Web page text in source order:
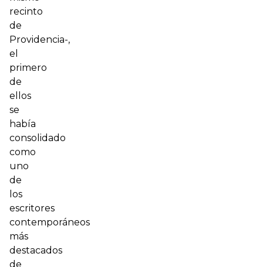
recinto
de
Providencia-,
el
primero
de
ellos
se
había
consolidado
como
uno
de
los
escritores
contemporáneos
más
destacados
de